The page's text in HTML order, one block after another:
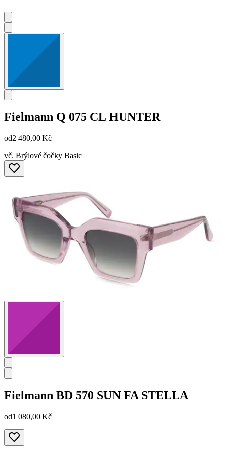
Fielmann Q 075 CL HUNTER
od2 480,00 Kč
vč. Brýlové čočky Basic
Fielmann BD 570 SUN FA STELLA
od1 080,00 Kč